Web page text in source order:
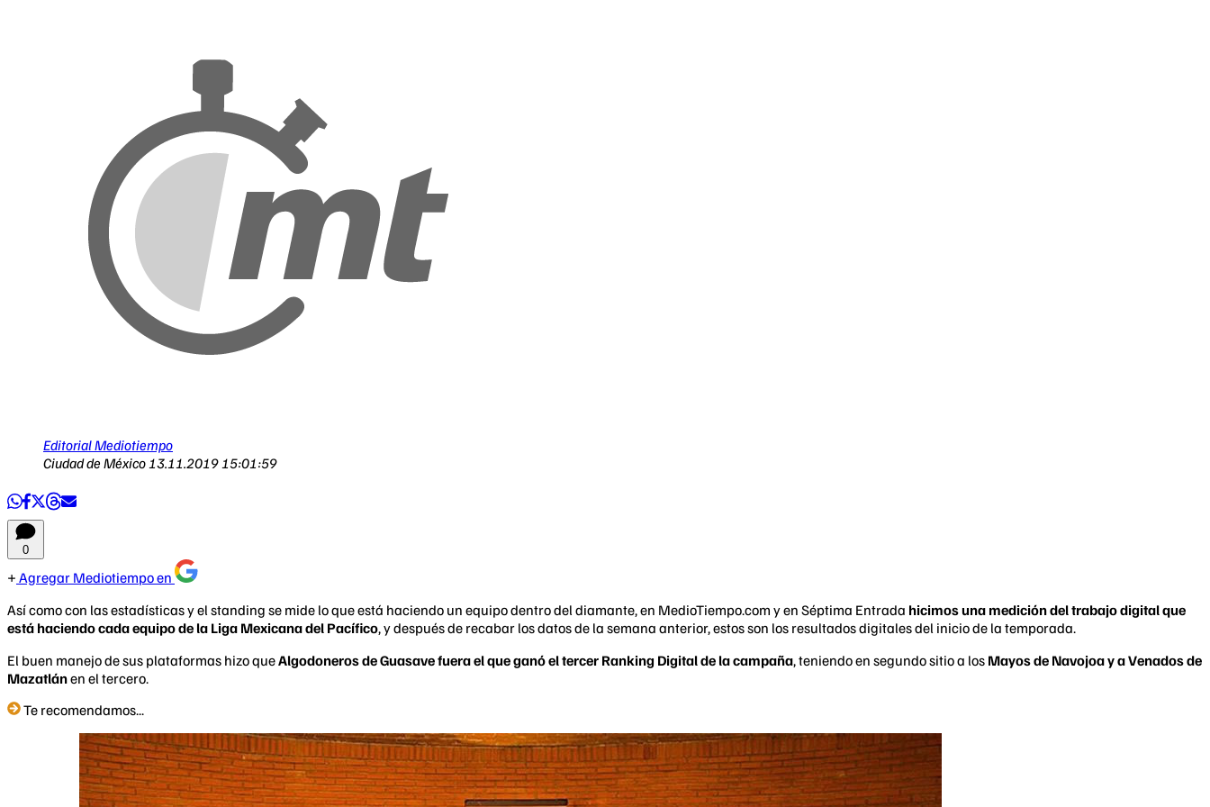
Editorial Mediotiempo
Ciudad de México 13.11.2019 15:01:59
0
Agregar Mediotiempo en
Así como con las estadísticas y el standing se mide lo que está haciendo un equipo dentro del diamante, en MedioTiempo.com y en Séptima Entrada hicimos una medición del trabajo digital que
está haciendo cada equipo de la Liga Mexicana del Pacífico, y después de recabar los datos de la semana anterior, estos son los resultados digitales del inicio de la temporada.
El buen manejo de sus plataformas hizo queAlgodoneros de Guasave fuera el que ganó el tercer Ranking Digital de la campaña, teniendo en segundo sitio a los Mayos de Navojoa y a Venados de
Mazatlánen el tercero.
Te recomendamos...